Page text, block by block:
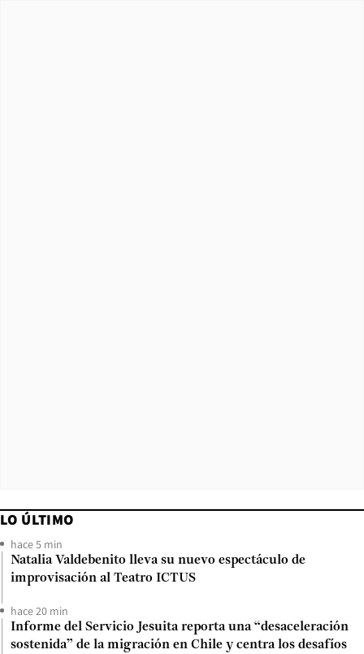
LO ÚLTIMO
hace 5 min
Natalia Valdebenito lleva su nuevo espectáculo de
improvisación al Teatro ICTUS
hace 20 min
Informe del Servicio Jesuita reporta una “desaceleración
sostenida” de la migración en Chile y centra los desafíos